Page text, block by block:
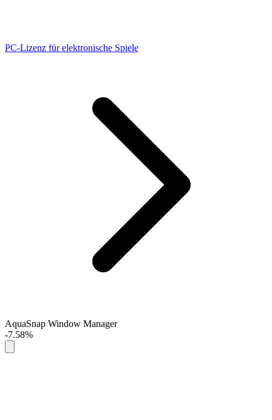
PC-Lizenz für elektronische Spiele
AquaSnap Window Manager
-7.58%